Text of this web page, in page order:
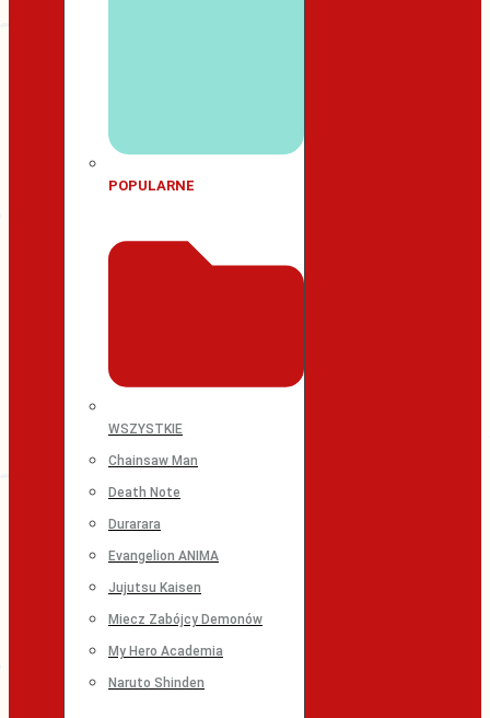
POPULARNE
WSZYSTKIE
Chainsaw Man
Death Note
Durarara
Evangelion ANIMA
Jujutsu Kaisen
Miecz Zabójcy Demonów
My Hero Academia
Naruto Shinden